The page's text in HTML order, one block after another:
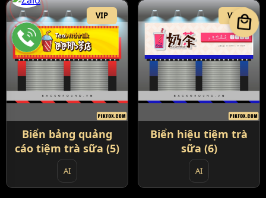
VIP
Biển bảng quảng
cáo tiệm trà sữa (5)
AI
VIP
Biển hiệu tiệm trà
sữa (6)
AI
local_mall